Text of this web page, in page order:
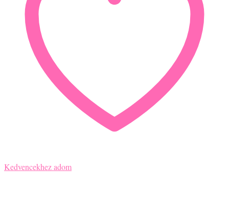
Kedvencekhez adom